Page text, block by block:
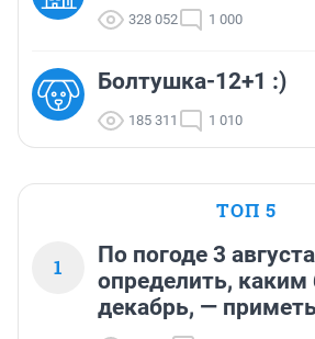
328 052 1 000
Болтушка-12+1 :)
185 311 1 010
ТОП 5
1
По погоде 3
определить, каким
декабрь, —